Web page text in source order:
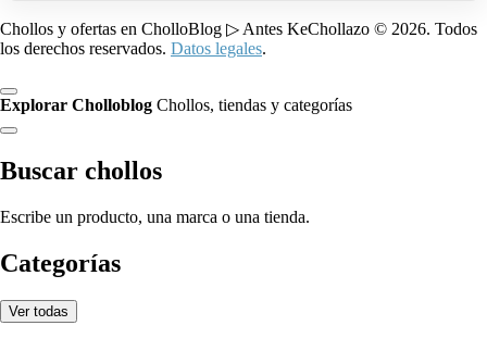
Chollos y ofertas en CholloBlog ▷ Antes KeChollazo © 2026. Todos
los derechos reservados. Datos legales.
Explorar Cholloblog Chollos, tiendas y categorías
Buscar chollos
Escribe un producto, una marca o una tienda.
Categorías
Ver todas